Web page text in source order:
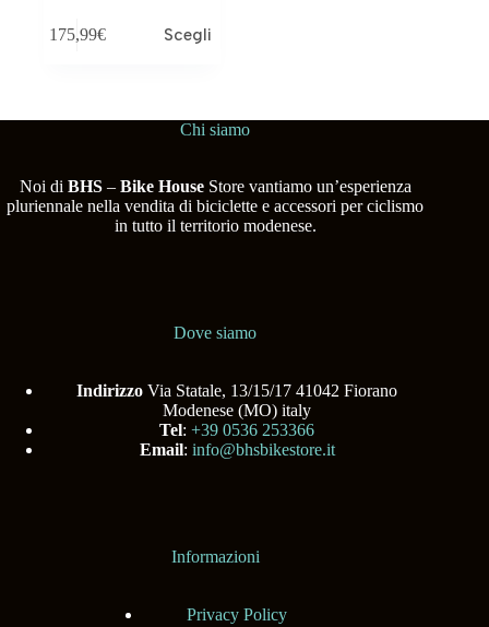
175,99€ Scegli
Chi siamo
Noi di BHS– Bike HouseStore vantiamo un’esperienza
pluriennale nella vendita di biciclette e accessori per ciclismo
in tutto il territorio modenese.
Dove siamo
Indirizzo Via Statale, 13/15/17 41042 Fiorano
Modenese (MO) italy
Tel:+39 0536 253366
Email: info@bhsbikestore.it
Informazioni
Privacy Policy